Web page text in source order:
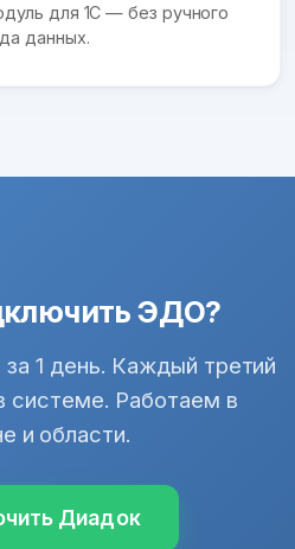
для 1С — без ручного
данных.
ЭДО?
1 день. Каждый третий
системе. Работаем в
и области.
Диадок